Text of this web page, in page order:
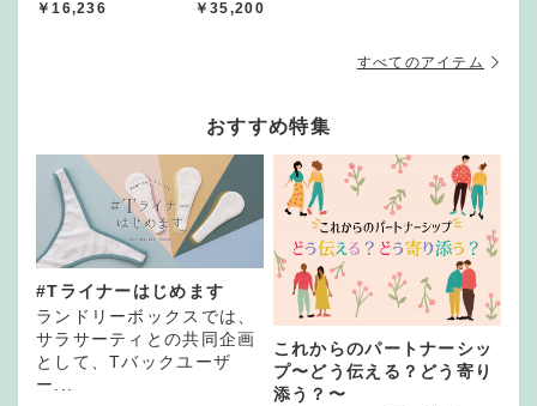
￥16,236
￥35,200
すべてのアイテム
おすすめ特集
#Tライナーはじめます
ランドリーボックスでは、
サラサーティとの共同企画
として、Tバックユーザ
ー...
これからのパートナーシッ
プ〜どう伝える？どう寄り
添う？〜